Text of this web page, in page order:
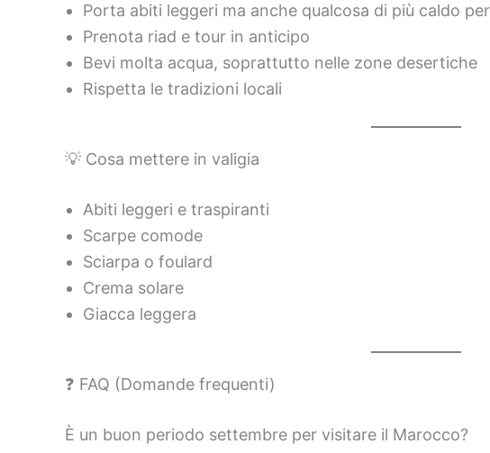
Porta abiti leggeri ma anche qualcosa di più caldo
Prenota riad e tour in anticipo
Bevi molta acqua, soprattutto nelle zone desertiche
Rispetta le tradizioni locali
💡 Cosa mettere in valigia
Abiti leggeri e traspiranti
Scarpe comode
Sciarpa o foulard
Crema solare
Giacca leggera
❓ FAQ (Domande frequenti)
È un buon periodo settembre per visitare il Marocco?